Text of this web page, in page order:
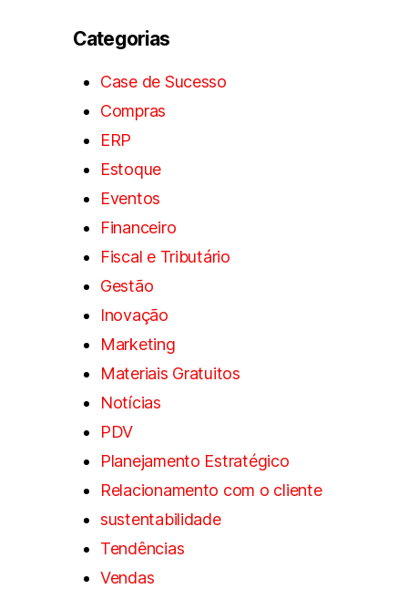
Categorias
Case de Sucesso
Compras
ERP
Estoque
Eventos
Financeiro
Fiscal e Tributário
Gestão
Inovação
Marketing
Materiais Gratuitos
Notícias
PDV
Planejamento Estratégico
Relacionamento com o cliente
sustentabilidade
Tendências
Vendas